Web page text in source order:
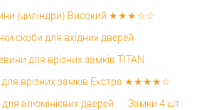
(циліндри) Високий ★★★☆☆
скоби для вхідних дверей
для врізних замків TITAN
для врізних замків Екстра ★★★★☆
для алюмінієвих дверей
Замки 4 шт